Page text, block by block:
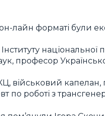
лайн форматі були
національної
професор
військовий капелан,
роботі з